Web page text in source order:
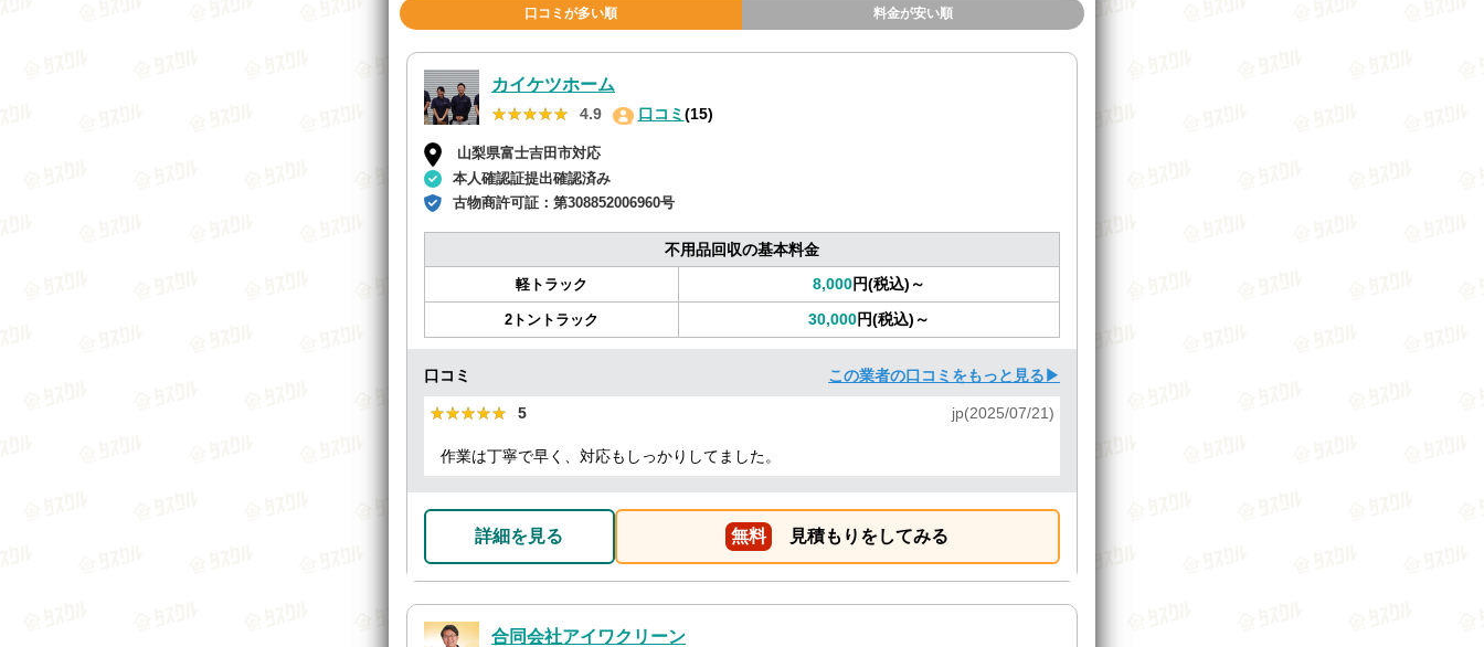
口コミが多い順 料金が安い順
カイケツホーム
★★★★★
★★★★★ 4.9 口コミ(15)
山梨県富士吉田市対応
本人確認証提出確認済み
古物商許可証： 第308852006960号
不用品回収の基本料金
軽トラック 8,000円(税込)～
2トントラック 30,000円(税込)～
口コミ この業者の口コミをもっと見る▶
★★★★★
★★★★★ 5 jp(2025/07/21)
作業は丁寧で早く、対応もしっかりしてました。
詳細を見る 無料 見積もりをしてみる
合同会社アイワクリーン